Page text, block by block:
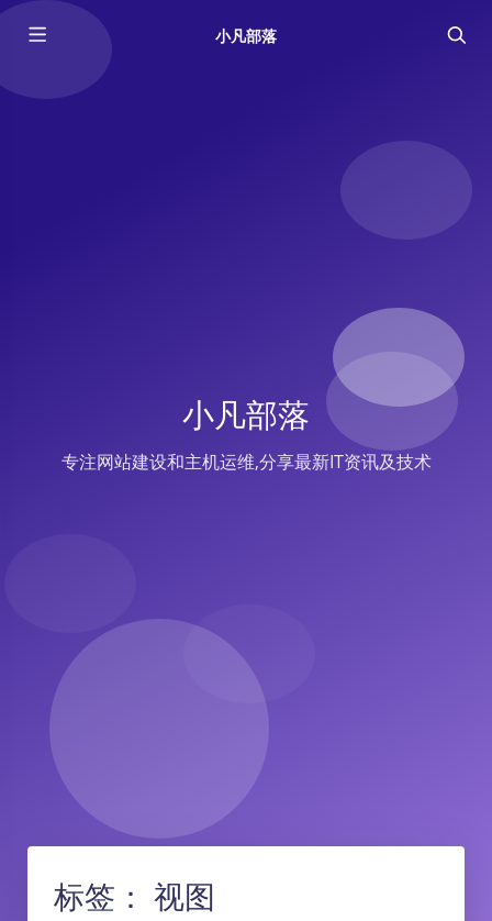
小凡部落
小凡部落
专注网站建设和主机运维,分享最新IT资讯及技术
标签： 视图